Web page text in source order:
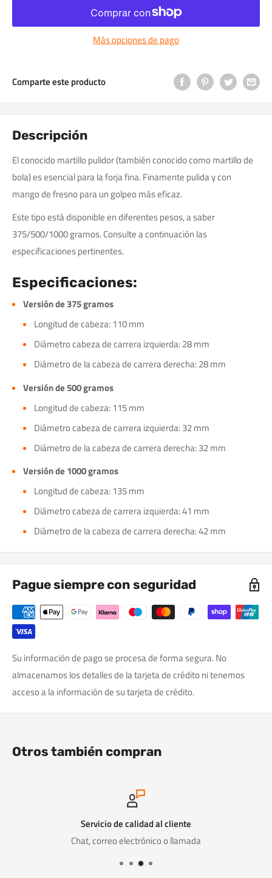
Más opciones de pago
Comparte este producto
Descripción
El conocido martillo pulidor (también conocido como martillo de
bola) es esencial para la forja fina. Finamente pulida y con
mango de fresno para un golpeo más eficaz.
Este tipo está disponible en diferentes pesos, a saber
375/500/1000 gramos. Consulte a continuación las
especificaciones pertinentes.
Especificaciones:
Versión de 375 gramos
Longitud de cabeza: 110 mm
Diámetro cabeza de carrera izquierda: 28 mm
Diámetro de la cabeza de carrera derecha: 28 mm
Versión de 500 gramos
Longitud de cabeza: 115 mm
Diámetro cabeza de carrera izquierda: 32 mm
Diámetro de la cabeza de carrera derecha: 32 mm
Versión de 1000 gramos
Longitud de cabeza: 135 mm
Diámetro cabeza de carrera izquierda: 41 mm
Diámetro de la cabeza de carrera derecha: 42 mm
Pague siempre con seguridad
Su información de pago se procesa de forma segura. No
almacenamos los detalles de la tarjeta de crédito ni tenemos
acceso a la información de su tarjeta de crédito.
Otros también compran
Servicio de calidad al cliente
Chat, correo electrónico o llamada